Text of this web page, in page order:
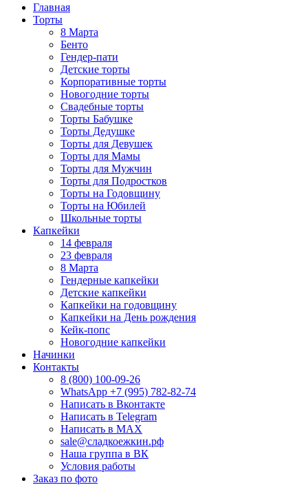
Главная
Торты
8 Марта
Бенто
Гендер-пати
Детские торты
Корпоративные торты
Новогодние торты
Свадебные торты
Торты Бабушке
Торты Дедушке
Торты для Девушек
Торты для Мамы
Торты для Мужчин
Торты для Подростков
Торты на Годовщину
Торты на Юбилей
Школьные торты
Капкейки
14 февраля
23 февраля
8 Марта
Гендерные капкейки
Детские капкейки
Капкейки на годовщину
Капкейки на День рождения
Кейк-попс
Новогодние капкейки
Начинки
Контакты
8 (800) 100-09-26
WhatsApp +7 (995) 782-82-74
Написать в Вконтакте
Написать в Telegram
Написать в MAX
sale@сладкоежкин.рф
Наша группа в ВК
Условия работы
Заказ по фото